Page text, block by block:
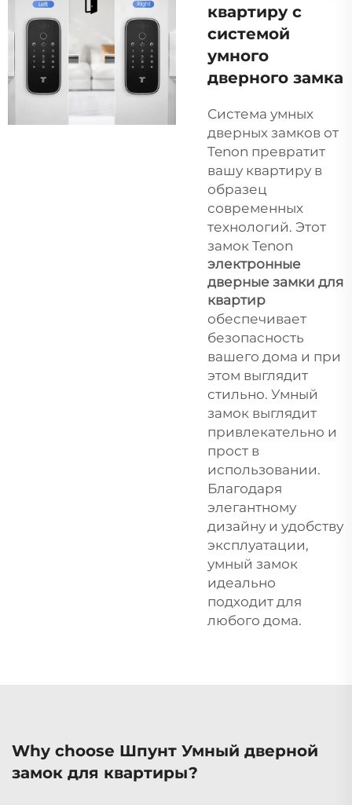
квартиру с
системой
умного
дверного замка
Система умных
дверных замков от
Tenon превратит
вашу квартиру в
образец
современных
технологий. Этот
замок Tenon
электронные
дверные замки для
квартир
обеспечивает
безопасность
вашего дома и при
этом выглядит
стильно. Умный
замок выглядит
привлекательно и
прост в
использовании.
Благодаря
элегантному
дизайну и удобству
эксплуатации,
умный замок
идеально
подходит для
любого дома.
Why choose Шпунт Умный дверной
замок для квартиры?